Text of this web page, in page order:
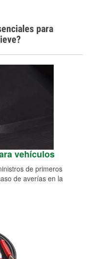
para
vehículos
de primeros
de averías en la